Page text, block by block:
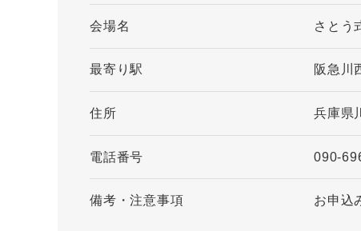
会場名 さとう
最寄り駅 阪急川
住所 兵庫県
電話番号 090-
備考・注意事項 お申込